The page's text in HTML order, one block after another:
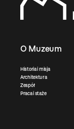
O Muzeum
Historia i misja
Architektura
Zespół
Praca i staże